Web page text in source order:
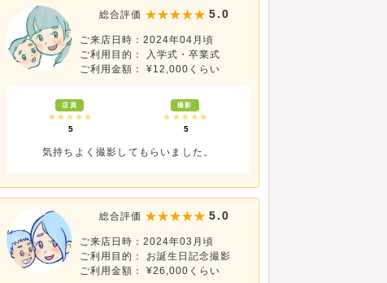
総合評価 5.0
ご来店日時：2024年04月頃
ご利用目的： 入学式・卒業式
ご利用金額： ¥12,000くらい
店員
★★★★★
5
撮影
★★★★★
5
気持ちよく撮影してもらいました。
総合評価 5.0
ご来店日時：2024年03月頃
ご利用目的： お誕生日記念撮影
ご利用金額： ¥26,000くらい